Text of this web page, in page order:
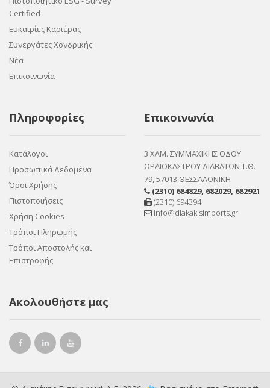
Certified
Ευκαιρίες Καριέρας
Συνεργάτες Χονδρικής
Νέα
Επικοινωνία
Πληροφορίες
Κατάλογοι
Προσωπικά Δεδομένα
Όροι Χρήσης
Πιστοποιήσεις
Χρήση Cookies
Τρόποι Πληρωμής
Τρόποι Αποστολής και
Επιστροφής
Επικοινωνία
3 ΧΛΜ. ΣΥΜΜΑΧΙΚΗΣ ΟΔΟΥ
ΩΡΑΙΟΚΑΣΤΡΟΥ ΔΙΑΒΑΤΩΝ Τ.Θ.
79, 57013 ΘΕΣΣΑΛΟΝΙΚΗ
(2310) 684829, 682029, 682921
(2310) 694394
info@diakakisimports.gr
Ακολουθήστε μας